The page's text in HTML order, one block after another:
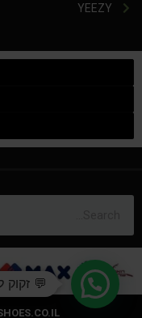
YEEZY
💬 זקוק